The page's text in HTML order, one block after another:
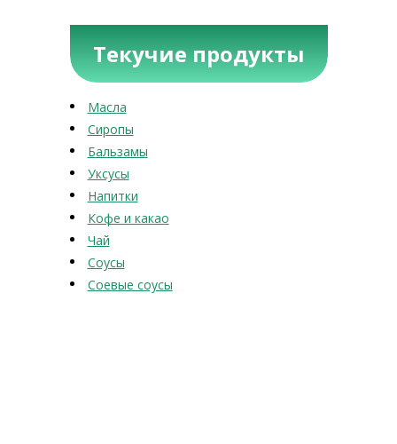
Текучие продукты
Масла
Сиропы
Бальзамы
Уксусы
Напитки
Кофе и какао
Чай
Соусы
Соевые соусы